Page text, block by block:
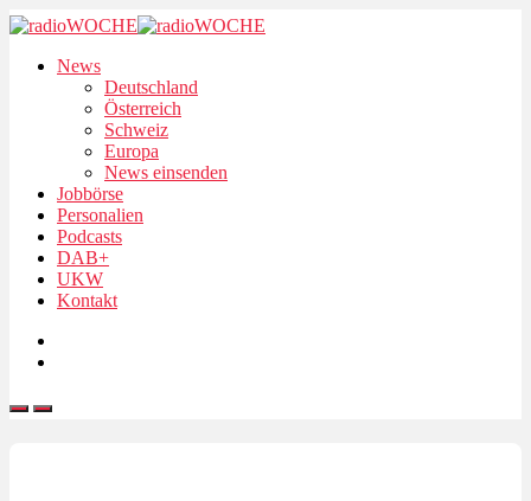
News
Deutschland
Österreich
Schweiz
Europa
News einsenden
Jobbörse
Personalien
Podcasts
DAB+
UKW
Kontakt